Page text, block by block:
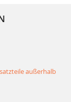
außerhalb